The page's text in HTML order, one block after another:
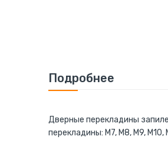
Подробнее
Дверные перекладины
перекладины: M7, M8, M9, M10,